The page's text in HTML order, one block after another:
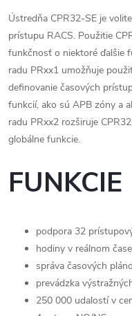
Ústredňa CPR32-SE je
prístupu RACS. Použitie
funkčnosť o niektoré ďalšie
radu PRxx1 umožňuje
definovanie časových
funkcií, ako sú APB zóny a
radu PRxx2 rozširuje
globálne funkcie.
FUNKCIE
podpora 32
hodiny v reálnom
správa časových
prevádzka
250 000 udalostí v